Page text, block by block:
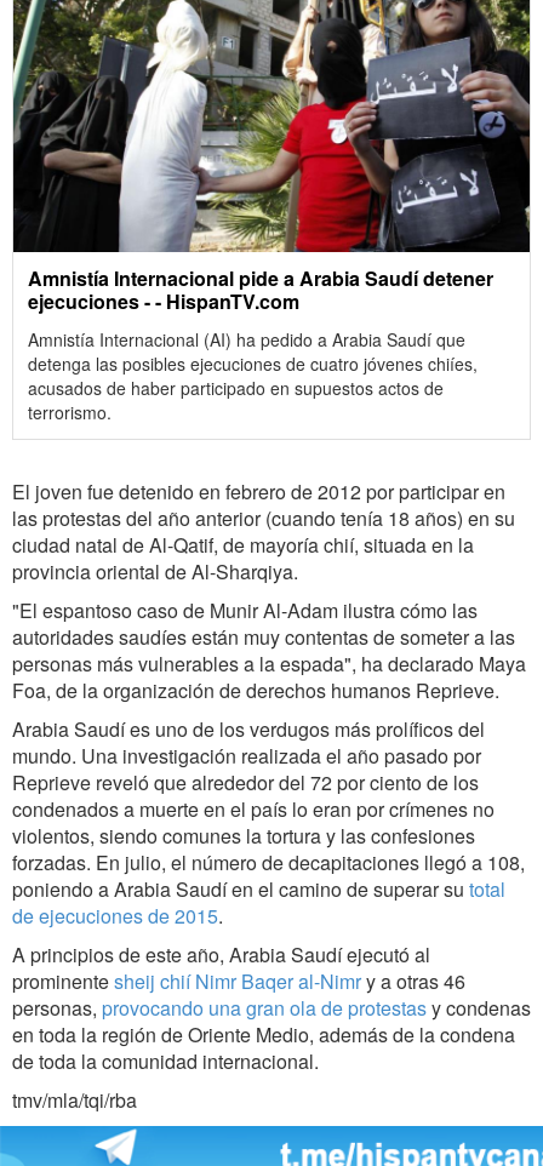
Amnistía Internacional pide a Arabia Saudí detener
ejecuciones - - HispanTV.com
Amnistía Internacional (AI) ha pedido a Arabia Saudí que
detenga las posibles ejecuciones de cuatro jóvenes chiíes,
acusados de haber participado en supuestos actos de
terrorismo.
El joven fue detenido en febrero de 2012 por participar en
las protestas del año anterior (cuando tenía 18 años) en su
ciudad natal de Al-Qatif, de mayoría chií, situada en la
provincia oriental de Al-Sharqiya.
"El espantoso caso de Munir Al-Adam ilustra cómo las
autoridades saudíes están muy contentas de someter a las
personas más vulnerables a la espada", ha declarado Maya
Foa, de la organización de derechos humanos Reprieve.
Arabia Saudí es uno de los verdugos más prolíficos del
mundo. Una investigación realizada el año pasado por
Reprieve reveló que alrededor del 72 por ciento de los
condenados a muerte en el país lo eran por crímenes no
violentos, siendo comunes la tortura y las confesiones
forzadas. En julio, el número de decapitaciones llegó a 108,
poniendo a Arabia Saudí en el camino de superar su total
de ejecuciones de 2015.
A principios de este año, Arabia Saudí ejecutó al
prominentesheij chií Nimr Baqer al-Nimry a otras 46
personas, provocando una gran ola de protestasy condenas
en toda la región de Oriente Medio, además de la condena
de toda la comunidad internacional.
tmv/mla/tqi/rba